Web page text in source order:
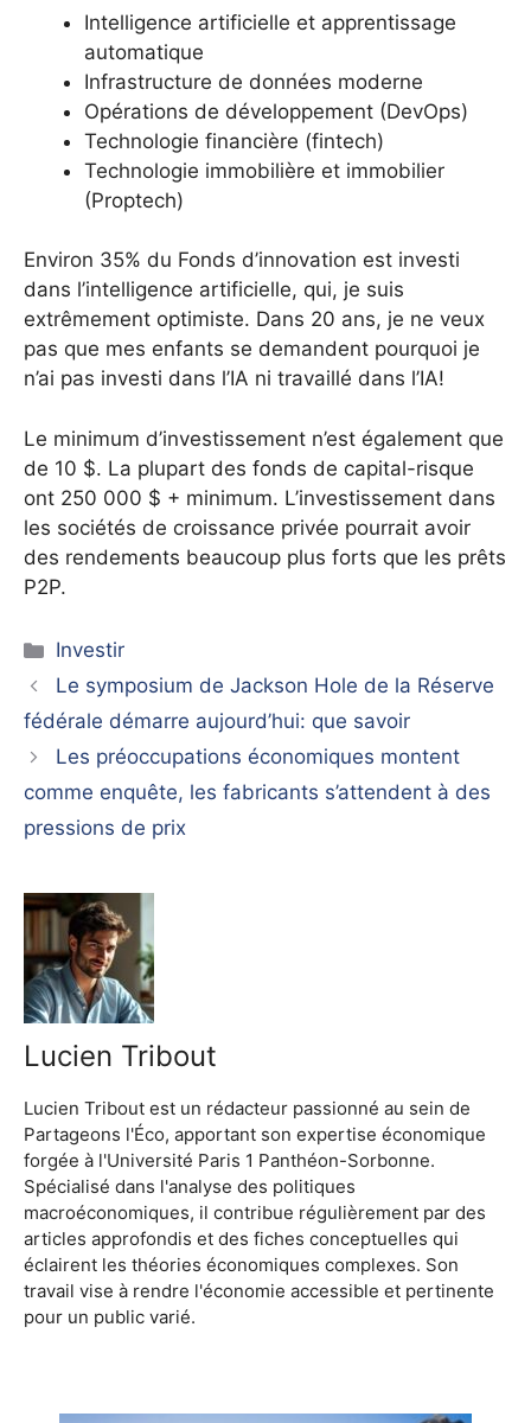
Intelligence artificielle et apprentissage
automatique
Infrastructure de données moderne
Opérations de développement (DevOps)
Technologie financière (fintech)
Technologie immobilière et immobilier
(Proptech)
Environ 35% du Fonds d’innovation est investi
dans l’intelligence artificielle, qui, je suis
extrêmement optimiste. Dans 20 ans, je ne veux
pas que mes enfants se demandent pourquoi je
n’ai pas investi dans l’IA ni travaillé dans l’IA!
Le minimum d’investissement n’est également que
de 10 $. La plupart des fonds de capital-risque
ont 250 000 $ + minimum. L’investissement dans
les sociétés de croissance privée pourrait avoir
des rendements beaucoup plus forts que les prêts
P2P.
Catégories
Investir
Le symposium de Jackson Hole de la Réserve
fédérale démarre aujourd’hui: que savoir
Les préoccupations économiques montent
comme enquête, les fabricants s’attendent à des
pressions de prix
Lucien Tribout
Lucien Tribout est un rédacteur passionné au sein de
Partageons l'Éco, apportant son expertise économique
forgée à l'Université Paris 1 Panthéon-Sorbonne.
Spécialisé dans l'analyse des politiques
macroéconomiques, il contribue régulièrement par des
articles approfondis et des fiches conceptuelles qui
éclairent les théories économiques complexes. Son
travail vise à rendre l'économie accessible et pertinente
pour un public varié.